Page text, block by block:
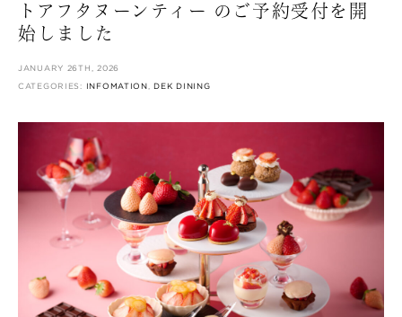
トアフタヌーンティー のご予約受付を開
始しました
JANUARY 26TH, 2026
CATEGORIES: INFOMATION ,DEK DINING